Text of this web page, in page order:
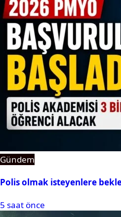
Gündem
Polis olmak isteyenlere
5 saat önce